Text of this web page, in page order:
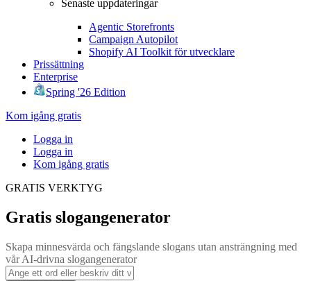
Senaste uppdateringar
Agentic Storefronts
Campaign Autopilot
Shopify AI Toolkit för utvecklare
Prissättning
Enterprise
Spring '26 Edition
Kom igång gratis
Logga in
Logga in
Kom igång gratis
GRATIS VERKTYG
Gratis slogangenerator
Skapa minnesvärda och fängslande slogans utan ansträngning med
vår AI-drivna slogangenerator